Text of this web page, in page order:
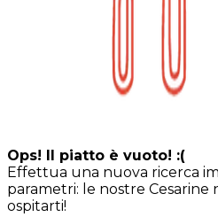
Ops! Il piatto è vuoto! :(
Effettua una nuova ricerca
parametri: le nostre Cesarine
ospitarti!